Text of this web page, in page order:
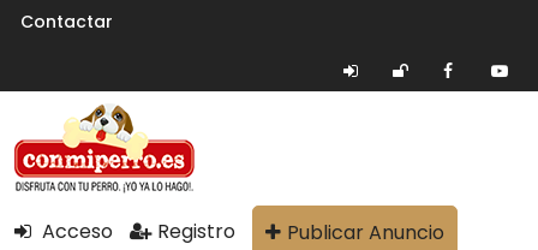
Contactar
Acceso Registro Publicar Anuncio